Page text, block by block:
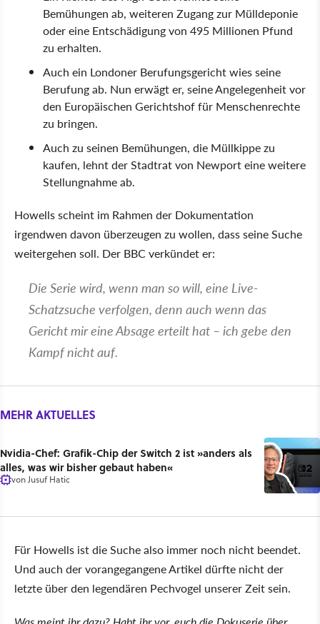
Bemühungen ab, weiteren Zugang zur Mülldeponie
oder eine Entschädigung von 495 Millionen Pfund
zu erhalten.
Auch ein Londoner Berufungsgericht wies seine
Berufung ab. Nun erwägt er, seine Angelegenheit vor
den Europäischen Gerichtshof für Menschenrechte
zu bringen.
Auch zu seinen Bemühungen, die Müllkippe zu
kaufen, lehnt der Stadtrat von Newport eine weitere
Stellungnahme ab.
Howells scheint im Rahmen der Dokumentation
irgendwen davon überzeugen zu wollen, dass seine Suche
weitergehen soll. Der BBC verkündet er:
Die Serie wird, wenn man so will, eine Live-
Schatzsuche verfolgen, denn auch wenn das
Gericht mir eine Absage erteilt hat – ich gebe den
Kampf nicht auf.
MEHR AKTUELLES
Nvidia-Chef: Grafik-Chip der Switch 2 ist »anders als
alles, was wir bisher gebaut haben«
vonJusuf Hatic
Für Howells ist die Suche also immer noch nicht beendet.
Und auch der vorangegangene Artikel dürfte nicht der
letzte über den legendären Pechvogel unserer Zeit sein.